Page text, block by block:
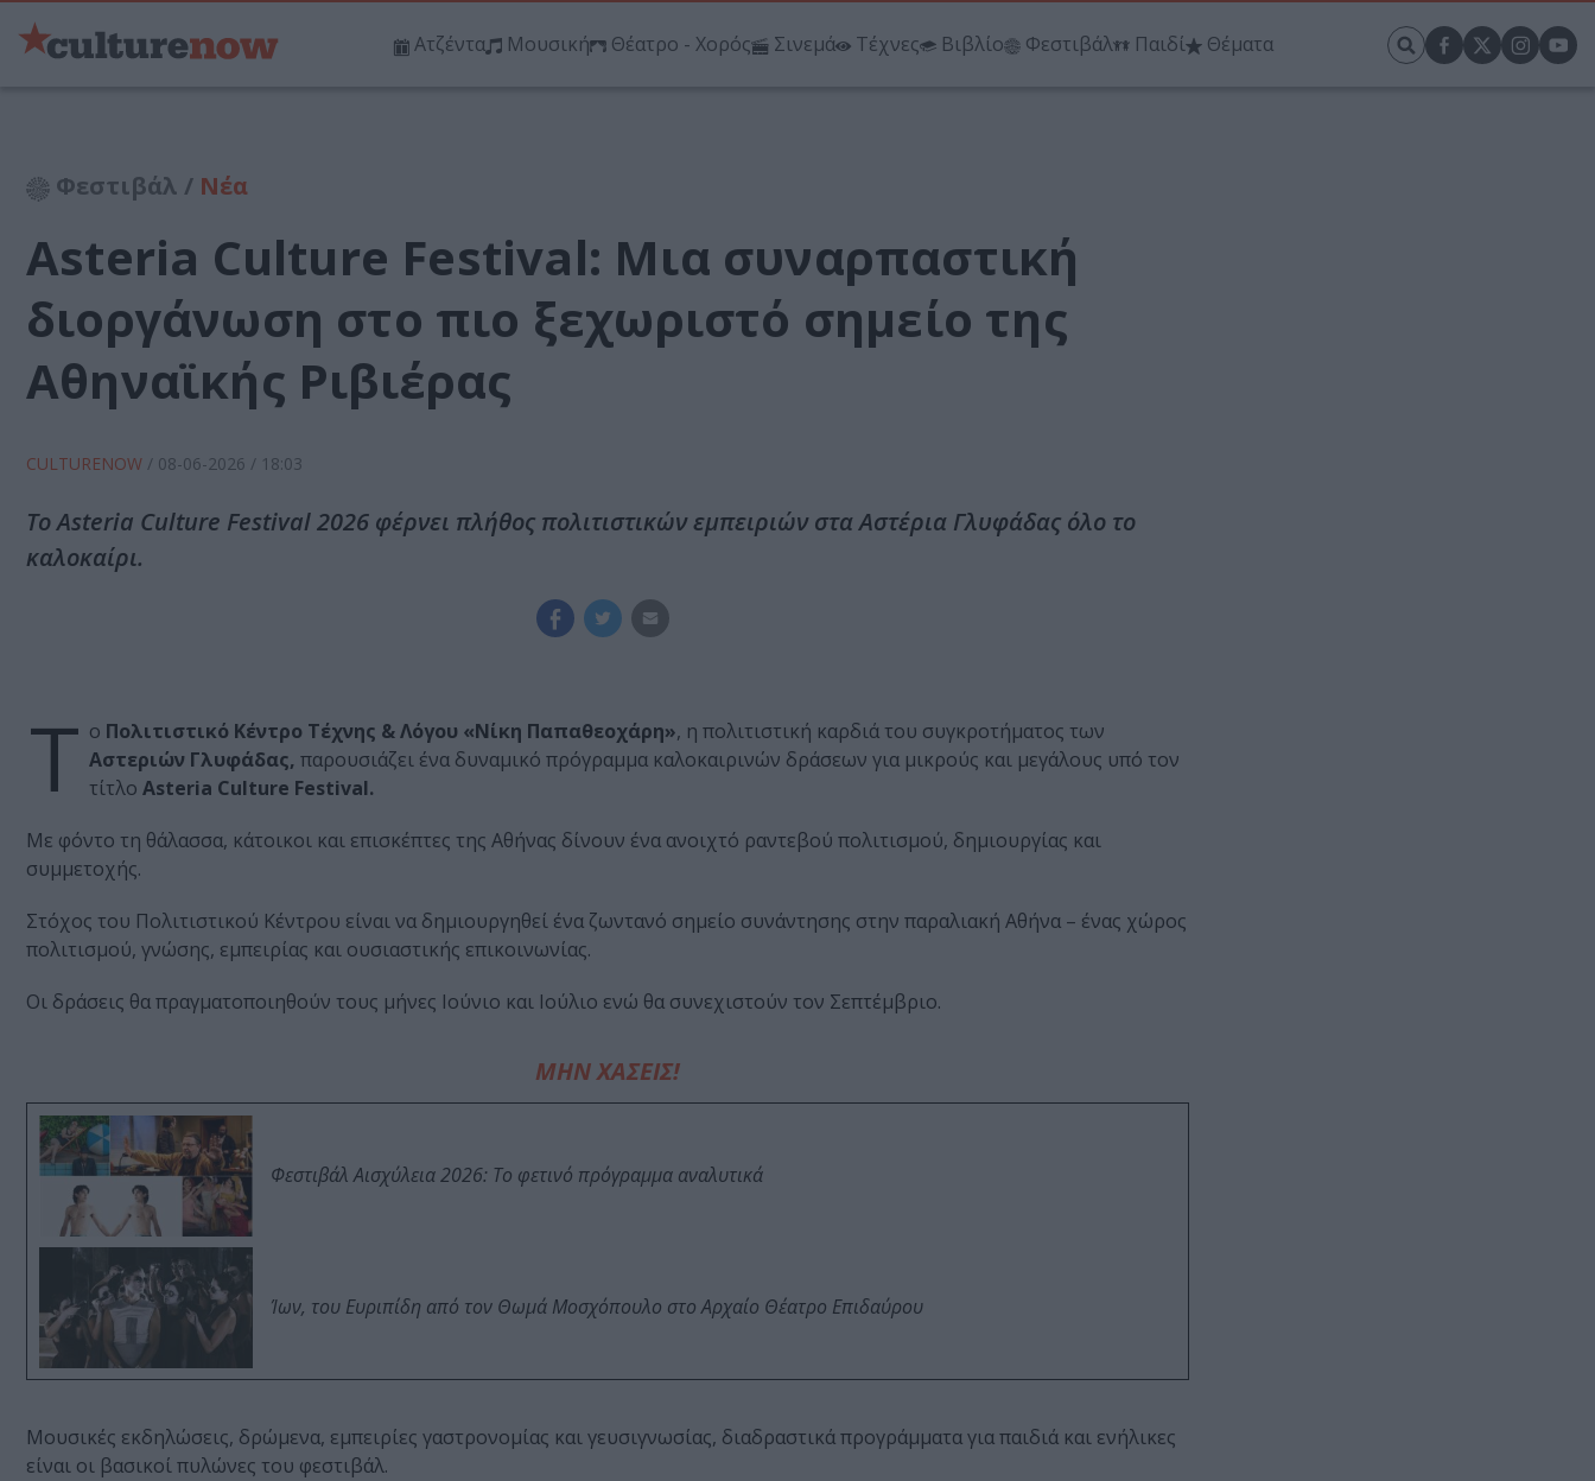
Ατζέντα Μουσική Θέατρο - Χορός Σινεμά Τέχνες Βιβλίο Φεστιβάλ Παιδί Θέματα
Φεστιβάλ / Νέα
Asteria Culture Festival: Μια συναρπαστική
διοργάνωση στο πιο ξεχωριστό σημείο της
Αθηναϊκής Ριβιέρας
CULTURENOW / 08-06-2026 / 18:03
Το Asteria Culture Festival 2026 φέρνει πλήθος πολιτιστικών εμπειριών στα Αστέρια Γλυφάδας όλο το
καλοκαίρι.
Τ ο Πολιτιστικό Κέντρο Τέχνης & Λόγου «Νίκη Παπαθεοχάρη», η πολιτιστική καρδιά του συγκροτήματος των
Αστεριών Γλυφάδας, παρουσιάζει ένα δυναμικό πρόγραμμα καλοκαιρινών δράσεων για μικρούς και μεγάλους υπό τον
τίτλο Asteria Culture Festival.
Με φόντο τη θάλασσα, κάτοικοι και επισκέπτες της Αθήνας δίνουν ένα ανοιχτό ραντεβού πολιτισμού, δημιουργίας και
συμμετοχής.
Στόχος του Πολιτιστικού Κέντρου είναι να δημιουργηθεί ένα ζωντανό σημείο συνάντησης στην παραλιακή Αθήνα – ένας χώρος
πολιτισμού, γνώσης, εμπειρίας και ουσιαστικής επικοινωνίας.
Οι δράσεις θα πραγματοποιηθούν τους μήνες Ιούνιο και Ιούλιο ενώ θα συνεχιστούν τον Σεπτέμβριο.
ΜΗΝ ΧΑΣΕΙΣ!
Φεστιβάλ Αισχύλεια 2026: Το φετινό πρόγραμμα αναλυτικά
Ίων, του Ευριπίδη από τον Θωμά Μοσχόπουλο στο Αρχαίο Θέατρο Επιδαύρου
Μουσικές εκδηλώσεις, δρώμενα, εμπειρίες γαστρονομίας και γευσιγνωσίας, διαδραστικά προγράμματα για παιδιά και ενήλικες
είναι οι βασικοί πυλώνες του φεστιβάλ.